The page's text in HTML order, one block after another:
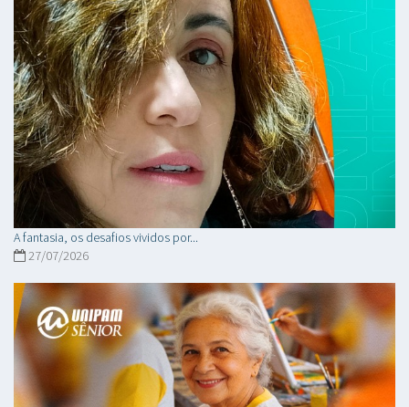
A fantasia, os desafios vividos por...
27/07/2026